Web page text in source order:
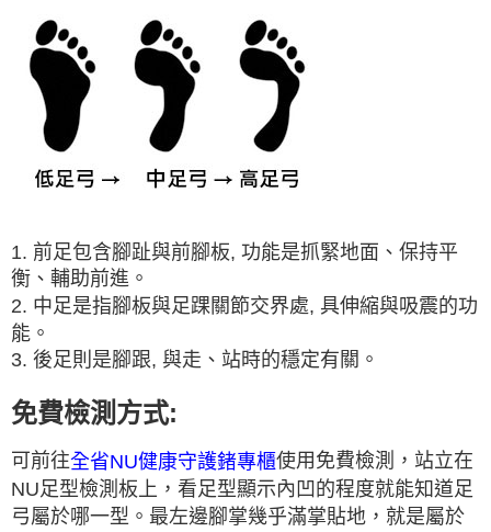
1. 前足包含腳趾與前腳板, 功能是抓緊地面、保持平
衡、輔助前進。
2. 中足是指腳板與足踝關節交界處, 具伸縮與吸震的功
能。
3. 後足則是腳跟, 與走、站時的穩定有關。
免費檢測方式:
可前往全省NU健康守護鍺專櫃使用免費檢測，站立在
NU足型檢測板上，看足型顯示內凹的程度就能知道足
弓屬於哪一型。最左邊腳掌幾乎滿掌貼地，就是屬於